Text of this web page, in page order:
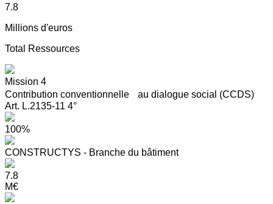
7.8
Millions d'euros
Total Ressources
Mission 4
Contribution conventionnelle au dialogue social (CCDS)
Art. L.2135-11 4°
100%
CONSTRUCTYS - Branche du bâtiment
7.8
M€